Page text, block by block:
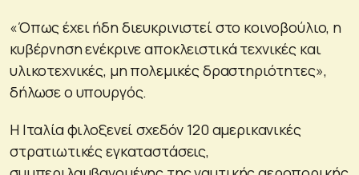
«Όπως έχει ήδη διευκρινιστεί στο κοινοβούλιο, η
κυβέρνηση ενέκρινε αποκλειστικά τεχνικές και
υλικοτεχνικές, μη πολεμικές δραστηριότητες»,
δήλωσε ο υπουργός.
Η Ιταλία φιλοξενεί σχεδόν 120 αμερικανικές
στρατιωτικές εγκαταστάσεις,